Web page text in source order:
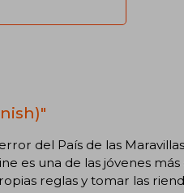
del País de las
es una de las jóvenes más
reglas y tomar las